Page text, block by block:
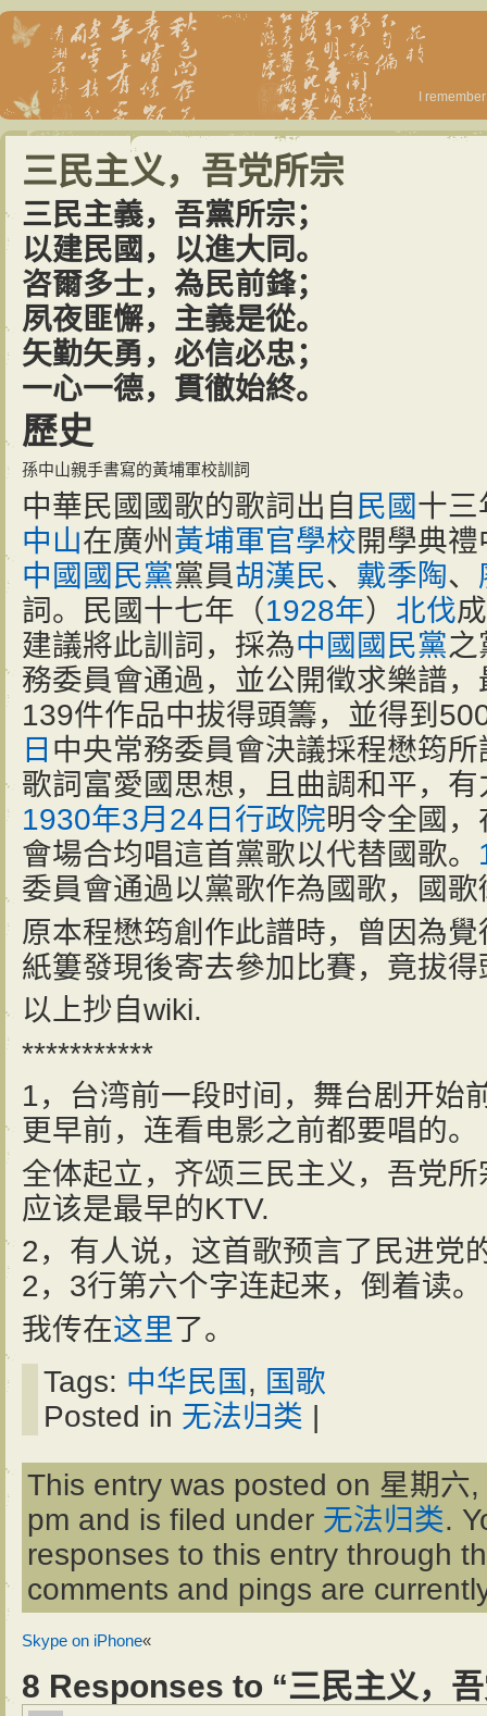
I
三民主义，吾党所宗
三民主義，吾黨所宗；
以建民國，以進大同。
咨爾多士，為民前鋒；
夙夜匪懈，主義是從。
矢勤矢勇，必信必忠；
一心一德，貫徹始終。
歷史
孫中山親手書寫的黃埔軍校訓詞
中華民國國歌的歌詞出自 民國十三
中山在廣州 黃埔軍官學校開學典
中國國民黨黨員胡漢民、 戴季陶、
詞。民國十七年（1928年） 北伐
建議將此訓詞，採為中國國民黨之
務委員會通過，並公開徵求樂譜，
139件作品中拔得頭籌，並得到
日 中央常務委員會決議採程懋筠
歌詞富愛國思想，且曲調和平，
1930年3月24日 行政院明令全國
會場合均唱這首黨歌以代替國歌。
委員會通過以黨歌作為國歌，國
原本程懋筠創作此譜時，曾因為
紙簍發現後寄去參加比賽，竟拔得
以上抄自wiki.
***********
1，台湾前一段时间，舞台剧开始
更早前，连看电影之前都要唱的。
全体起立，齐颂三民主义，吾党
应该是最早的KTV.
2，有人说，这首歌预言了民进党
2，3行第六个字连起来，倒着读。
我传在这里了。
Tags: 中华民国 , 国歌
Posted in 无法归类 |
This entry was posted on 星期
pm and is filed under 无法归类.
responses to this entry through
comments and pings are
Skype on iPhone«
8 Responses to “三民主义，